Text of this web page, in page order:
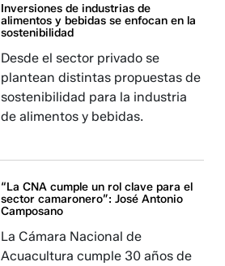
Inversiones de industrias de
alimentos y bebidas se enfocan en la
sostenibilidad
Desde el sector privado se
plantean distintas propuestas de
sostenibilidad para la industria
de alimentos y bebidas.
“La CNA cumple un rol clave para el
sector camaronero”: José Antonio
Camposano
La Cámara Nacional de
Acuacultura cumple 30 años de